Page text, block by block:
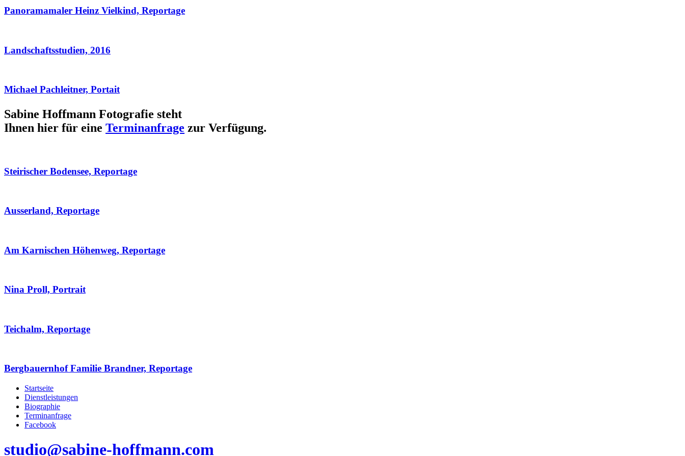
Panoramamaler Heinz Vielkind, Reportage
Landschaftsstudien, 2016
Michael Pachleitner, Portait
Sabine Hoffmann Fotografie steht
Ihnen hier für eine Terminanfrage zur Verfügung.
Steirischer Bodensee, Reportage
Ausserland, Reportage
Am Karnischen Höhenweg, Reportage
Nina Proll, Portrait
Teichalm, Reportage
Bergbauernhof Familie Brandner, Reportage
Startseite
Dienstleistungen
Biographie
Terminanfrage
Facebook
studio@sabine-hoffmann.com